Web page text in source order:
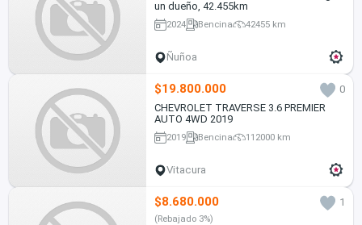
un dueño, 42.455km
2024 Bencina 42455 km
Ñuñoa
$19.800.000
0
CHEVROLET TRAVERSE 3.6 PREMIER
AUTO 4WD 2019
2019 Bencina 112000 km
Vitacura
$8.680.000 1
(Rebajado 3%)